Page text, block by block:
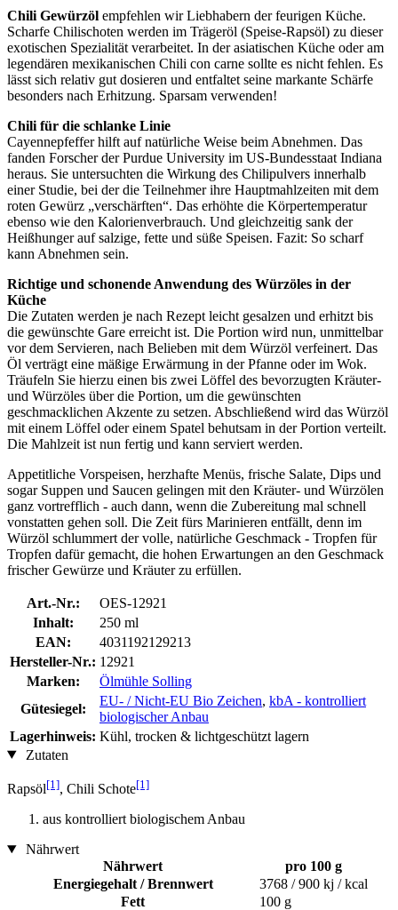
Chili Gewürzöl empfehlen wir Liebhabern der feurigen Küche.
Scharfe Chilischoten werden im Trägeröl (Speise-Rapsöl) zu dieser
exotischen Spezialität verarbeitet. In der asiatischen Küche oder am
legendären mexikanischen Chili con carne sollte es nicht fehlen. Es
lässt sich relativ gut dosieren und entfaltet seine markante Schärfe
besonders nach Erhitzung. Sparsam verwenden!
Chili für die schlanke Linie
Cayennepfeffer hilft auf natürliche Weise beim Abnehmen. Das
fanden Forscher der Purdue University im US-Bundesstaat Indiana
heraus. Sie untersuchten die Wirkung des Chilipulvers innerhalb
einer Studie, bei der die Teilnehmer ihre Hauptmahlzeiten mit dem
roten Gewürz „verschärften“. Das erhöhte die Körpertemperatur
ebenso wie den Kalorienverbrauch. Und gleichzeitig sank der
Heißhunger auf salzige, fette und süße Speisen. Fazit: So scharf
kann Abnehmen sein.
Richtige und schonende Anwendung des Würzöles in der
Küche
Die Zutaten werden je nach Rezept leicht gesalzen und erhitzt bis
die gewünschte Gare erreicht ist. Die Portion wird nun, unmittelbar
vor dem Servieren, nach Belieben mit dem Würzöl verfeinert. Das
Öl verträgt eine mäßige Erwärmung in der Pfanne oder im Wok.
Träufeln Sie hierzu einen bis zwei Löffel des bevorzugten Kräuter-
und Würzöles über die Portion, um die gewünschten
geschmacklichen Akzente zu setzen. Abschließend wird das Würzöl
mit einem Löffel oder einem Spatel behutsam in der Portion verteilt.
Die Mahlzeit ist nun fertig und kann serviert werden.
Appetitliche Vorspeisen, herzhafte Menüs, frische Salate, Dips und
sogar Suppen und Saucen gelingen mit den Kräuter- und Würzölen
ganz vortrefflich - auch dann, wenn die Zubereitung mal schnell
vonstatten gehen soll. Die Zeit fürs Marinieren entfällt, denn im
Würzöl schlummert der volle, natürliche Geschmack - Tropfen für
Tropfen dafür gemacht, die hohen Erwartungen an den Geschmack
frischer Gewürze und Kräuter zu erfüllen.
Art.-Nr.:
OES-12921
Inhalt:
250 ml
EAN:
4031192129213
Hersteller-Nr.: 12921
Marken:
Ölmühle Solling
Gütesiegel:
EU- / Nicht-EU Bio Zeichen, kbA - kontrolliert
biologischer Anbau
Lagerhinweis: Kühl, trocken & lichtgeschützt lagern
Zutaten
Rapsöl[1], Chili Schote[1]
aus kontrolliert biologischem Anbau
Nährwert
Nährwert
pro 100 g
Energiegehalt / Brennwert
3768 / 900 kj / kcal
Fett
100 g